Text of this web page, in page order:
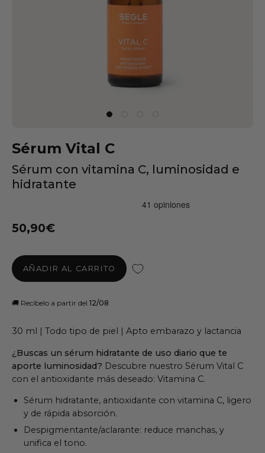
Sérum Vital C
Sérum con vitamina C, luminosidad e
hidratante
50,90€
AÑADIR AL CARRITO
🚚 Recíbelo a partir del 12/08
30 ml | Todo tipo de piel | Apto embarazo y lactancia
¿Buscas un sérum hidratante de uso diario que te
aporte luminosidad? Descubre nuestro Sérum Vital C
con el antioxidante más deseado: Vitamina C.
Sérum hidratante, antioxidante con vitamina C, ligero
y de rápida absorción.
Despigmentante/aclarante: reduce manchas, y
unifica el tono.